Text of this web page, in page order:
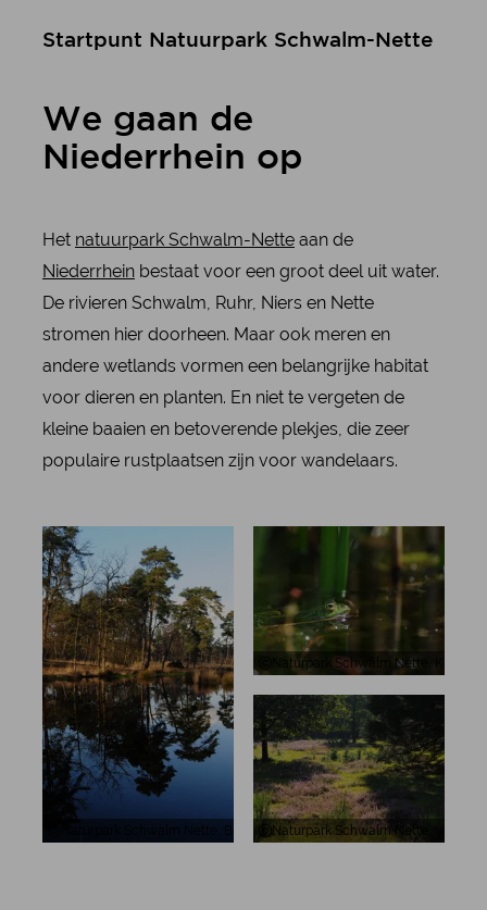
Startpunt Natuurpark Schwalm-Nette
We gaan de
Niederrhein op
Het natuurpark Schwalm-Netteaan de
Niederrheinbestaat voor een groot deel uit water.
De rivieren Schwalm, Ruhr, Niers en Nette
stromen hier doorheen. Maar ook meren en
andere wetlands vormen een belangrijke habitat
voor dieren en planten. En niet te vergeten de
kleine baaien en betoverende plekjes, die zeer
populaire rustplaatsen zijn voor wandelaars.
Naturpark Schwalm Nette, Bomen aan het meer van Galgenvenn
Naturpark Schwalm Nette, Veld
Naturpark Schwalm Nette, Kikker